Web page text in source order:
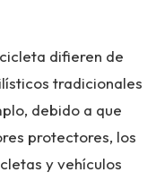
difieren de
tradicionales
debido a que
protectores, los
y vehículos